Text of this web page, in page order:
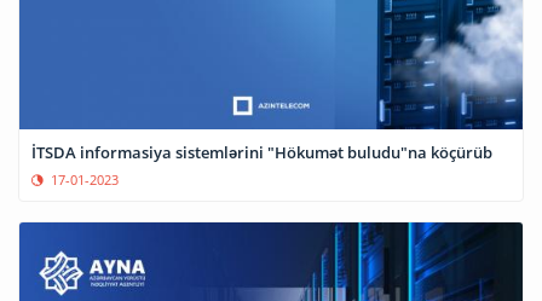
İTSDA informasiya sistemlərini "Hökumət buludu"na köçürüb
17-01-2023